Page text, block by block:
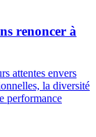
renoncer à
attentes envers
la diversité
performance